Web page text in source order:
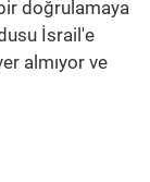
doğrulamaya
İsrail'e
almıyor ve